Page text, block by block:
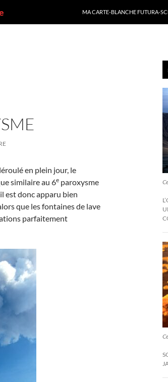
MA CARTE-BLANCHE FUTURA-
en plein jour, le
similaire au 6e paroxysme
est donc apparu bien
que les fontaines de lave
parfaitement